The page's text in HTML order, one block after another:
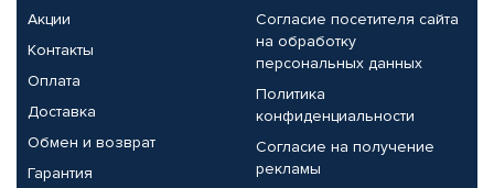
Акции
Контакты
Оплата
Доставка
Обмен и возврат
Гарантия
Согласие посетителя сайта
на обработку
персональных данных
Политика
конфиденциальности
Согласие на получение
рекламы